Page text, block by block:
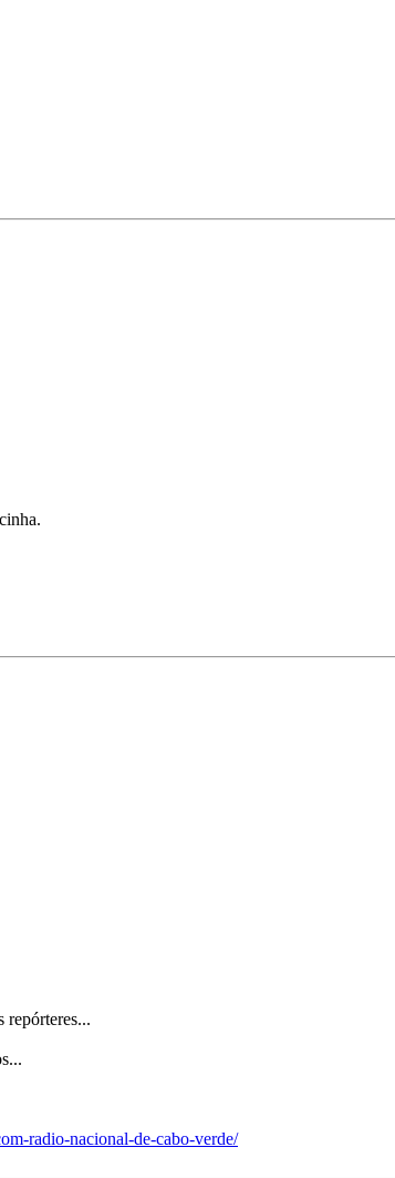
repórteres...
radio-nacional-de-cabo-verde/